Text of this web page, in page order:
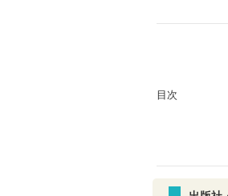
目次